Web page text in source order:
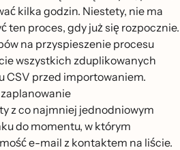
kilka godzin. Niestety, nie ma
ten proces, gdy już się rozpocznie.
na przyspieszenie procesu
wszystkich zduplikowanych
CSV przed importowaniem.
z co najmniej jednodniowym
do momentu, w którym
e-mail z kontaktem na liście.